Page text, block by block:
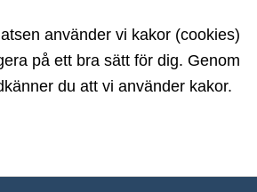
använder vi kakor (cookies)
på ett bra sätt för dig. Genom
du att vi använder kakor.